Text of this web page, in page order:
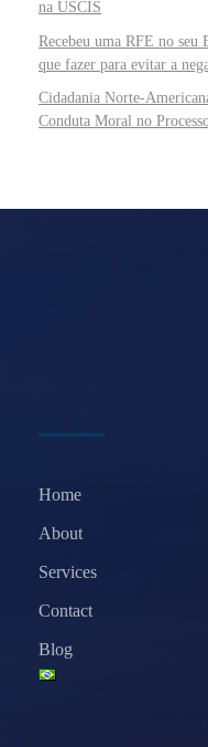
na USCIS
Recebeu uma RFE no
que fazer para evitar a
Cidadania Norte-
Conduta Moral no
Home
About
Services
Contact
Blog